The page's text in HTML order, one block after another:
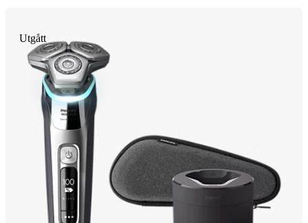
Utgått